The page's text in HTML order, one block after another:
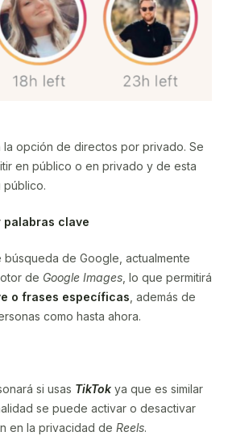
la opción de directos por privado. Se
en público o en privado y de esta
público.
palabras clave
de Google, actualmente
de Google Images , lo que permitirá
o frases específicas , además de
como hasta ahora.
si usas TikTok ya que es similar
se puede activar o desactivar
en la privacidad de Reels.